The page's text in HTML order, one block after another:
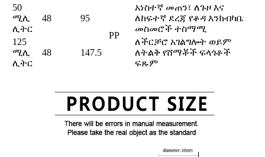
50
ሚሊ
ሊትር
48
95
PP
አነስተኛ መጠን፣ ለጉዞ እና
ለከፍተኛ ደረጃ የቆዳ እንክብካቤ
መስመሮች ተስማሚ
125
ሚሊ
ሊትር
48 147.5
ለችርቻሮ አገልግሎት ወይም
ለትልቅ የሸማቾች ፍላጎቶች
ፍጹም